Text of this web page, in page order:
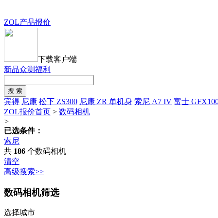
ZOL产品报价
下载客户端
新品众测福利
宾得 尼康 松下 ZS300 尼康 ZR 单机身 索尼 A7 IV 富士
ZOL报价首页 > 数码相机
>
已选条件：
索尼
共 186 个数码相机
清空
高级搜索>>
数码相机筛选
选择城市